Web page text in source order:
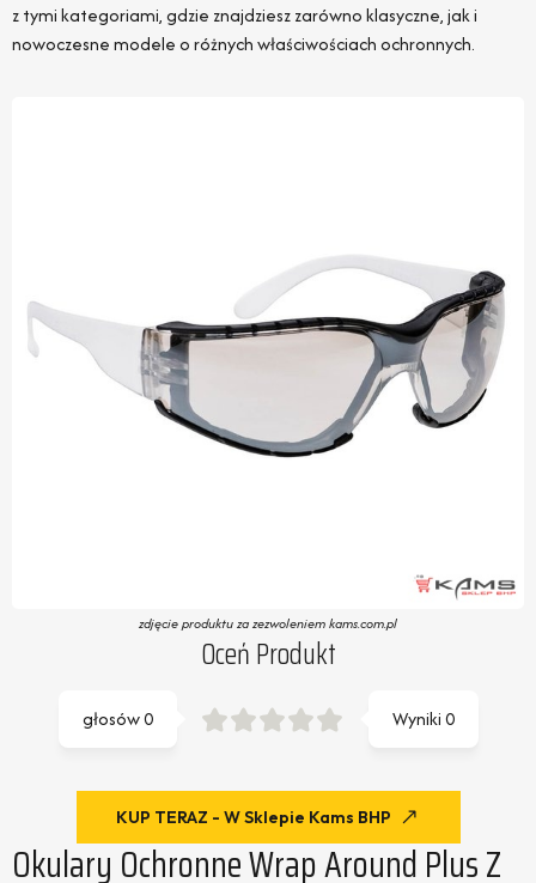
z tymi kategoriami, gdzie znajdziesz zarówno klasyczne, jak i
nowoczesne modele o różnych właściwościach ochronnych.
zdjęcie produktu za zezwoleniem kams.com.pl
Oceń Produkt
Wyniki0
głosów0
KUP TERAZ - W Sklepie Kams BHP
Okulary Ochronne Wrap Around Plus Z